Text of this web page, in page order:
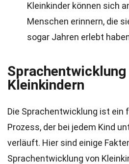
Kleinkinder können sich
Menschen erinnern, die
sogar Jahren erlebt
Sprachentwicklung
Kleinkindern
Die Sprachentwicklung ist ein
Prozess, der bei jedem Kind
verläuft. Hier sind einige
Sprachentwicklung von